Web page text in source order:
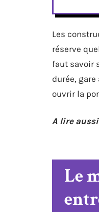
Les
réserve
faut savoir
durée,
ouvrir la
A lire
Le